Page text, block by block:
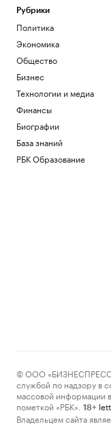
Рубрики
Политика
Экономика
Общество
Бизнес
Технологии и медиа
Финансы
Биографии
База знаний
РБК Образование
© ООО «БИЗНЕСПРЕСС»,
службой по надзору в
массовой информации
пометкой «РБК».
18+
Владельцем сайта